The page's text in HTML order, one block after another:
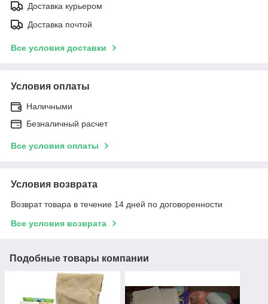
Доставка курьером
Доставка почтой
Все условия доставки
Условия оплаты
Наличными
Безналичный расчет
Все условия оплаты
Условия возврата
Возврат товара в течение 14 дней по договоренности
Все условия возврата
Подобные товары компании